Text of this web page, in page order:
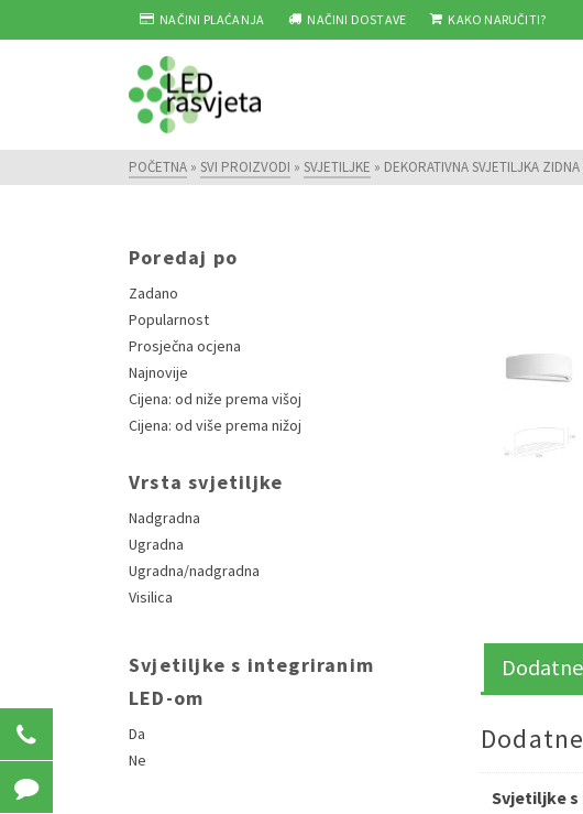
NAČINI PLAĆANJA NAČINI DOSTAVE KAKO NARUČITI?
POČETNA » SVI PROIZVODI » SVJETILJKE » DEKORATIVNA SVJETILJKA
Svjetiljke s
Poredaj po
Zadano
Popularnost
Prosječna ocjena
Najnovije
Cijena: od niže prema višoj
Cijena: od više prema nižoj
Vrsta svjetiljke
Nadgradna
Ugradna
Ugradna/nadgradna
Visilica
Svjetiljke s integriranim
LED-om
Da
Ne
031 207 723